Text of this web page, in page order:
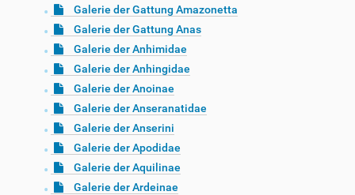
Galerie der Gattung Amazonetta
Galerie der Gattung Anas
Galerie der Anhimidae
Galerie der Anhingidae
Galerie der Anoinae
Galerie der Anseranatidae
Galerie der Anserini
Galerie der Apodidae
Galerie der Aquilinae
Galerie der Ardeinae